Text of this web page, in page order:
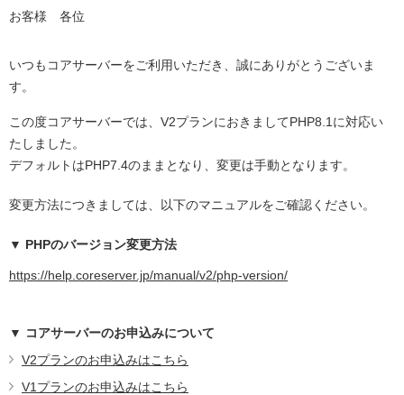
お客様 各位
いつもコアサーバーをご利用いただき、誠にありがとうございま
す。
この度コアサーバーでは、V2プランにおきましてPHP8.1に対応い
たしました。
デフォルトはPHP7.4のままとなり、変更は手動となります。
変更方法につきましては、以下のマニュアルをご確認ください。
▼ PHPのバージョン変更方法
https://help.coreserver.jp/manual/v2/php-version/
▼ コアサーバーのお申込みについて
V2プランのお申込みはこちら
V1プランのお申込みはこちら